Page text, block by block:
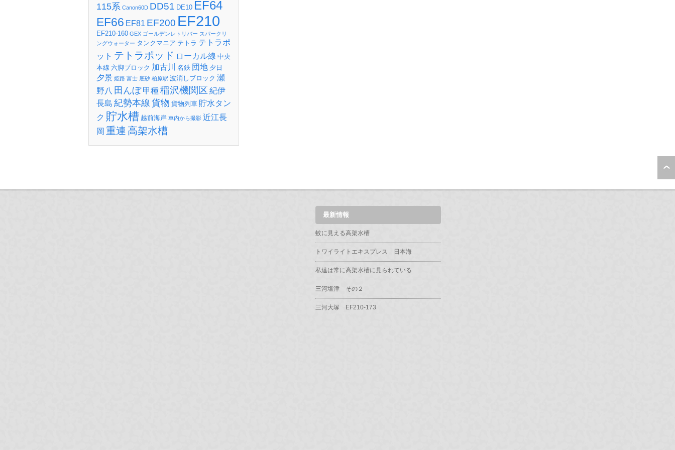
115系 Canon60D DD51 DE10 EF64
EF66 EF81 EF200 EF210
EF210-160 GEX ゴールデンレトリバー スパークリ
ングウォーター タンクマニア テトラ テトラポ
ット テトラポッド ローカル線 中央
本線 六脚ブロック 加古川 名鉄 団地 夕日
夕景 姫路 富士 底砂 柏原駅 波消しブロック 瀬
野八 田んぼ 甲種稲沢機関区 紀伊
長島 紀勢本線 貨物 貨物列車 貯水タン
ク 貯水槽 越前海岸 車内から撮影 近江長
岡 重連 高架水槽
最新情報
蚊に見える高架水槽
トワイライトエキスプレス 日本海
私達は常に高架水槽に見られている
三河塩津 その２
三河大塚 EF210-173